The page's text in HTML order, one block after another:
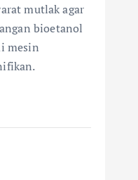
mutlak agar
bioetanol
mesin